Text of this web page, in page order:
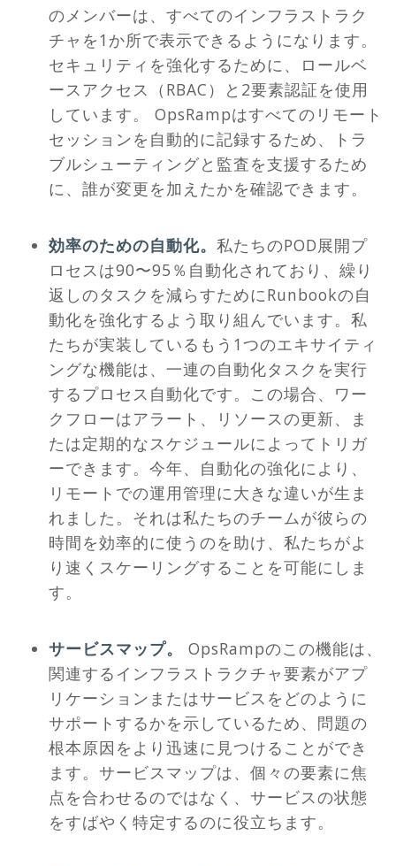
のメンバーは、すべてのインフラストラク
チャを1か所で表示できるようになります。
セキュリティを強化するために、ロールベ
ースアクセス（RBAC）と2要素認証を使用
しています。 OpsRampはすべてのリモート
セッションを自動的に記録するため、トラ
ブルシューティングと監査を支援するため
に、誰が変更を加えたかを確認できます。
効率のための自動化。 私たちのPOD展開プ
ロセスは90〜95％自動化されており、繰り
返しのタスクを減らすためにRunbookの自
動化を強化するよう取り組んでいます。私
たちが実装しているもう1つのエキサイティ
ングな機能は、一連の自動化タスクを実行
するプロセス自動化です。この場合、ワー
クフローはアラート、リソースの更新、ま
たは定期的なスケジュールによってトリガ
ーできます。今年、自動化の強化により、
リモートでの運用管理に大きな違いが生ま
れました。それは私たちのチームが彼らの
時間を効率的に使うのを助け、私たちがよ
り速くスケーリングすることを可能にしま
す。
サービスマップ。 OpsRampのこの機能は、
関連するインフラストラクチャ要素がアプ
リケーションまたはサービスをどのように
サポートするかを示しているため、問題の
根本原因をより迅速に見つけることができ
ます。サービスマップは、個々の要素に焦
点を合わせるのではなく、サービスの状態
をすばやく特定するのに役立ちます。